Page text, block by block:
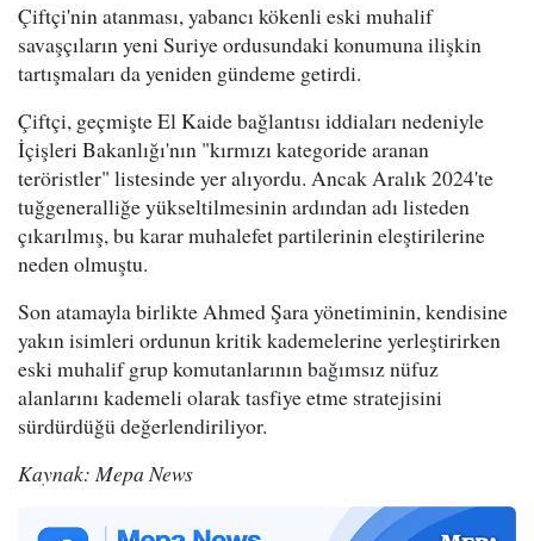
Çiftçi'nin atanması, yabancı kökenli eski muhalif
savaşçıların yeni Suriye ordusundaki konumuna ilişkin
tartışmaları da yeniden gündeme getirdi.
Çiftçi, geçmişte El Kaide bağlantısı iddiaları nedeniyle
İçişleri Bakanlığı'nın "kırmızı kategoride aranan
teröristler" listesinde yer alıyordu. Ancak Aralık 2024'te
tuğgeneralliğe yükseltilmesinin ardından adı listeden
çıkarılmış, bu karar muhalefet partilerinin eleştirilerine
neden olmuştu.
Son atamayla birlikte Ahmed Şara yönetiminin, kendisine
yakın isimleri ordunun kritik kademelerine yerleştirirken
eski muhalif grup komutanlarının bağımsız nüfuz
alanlarını kademeli olarak tasfiye etme stratejisini
sürdürdüğü değerlendiriliyor.
Kaynak: Mepa News